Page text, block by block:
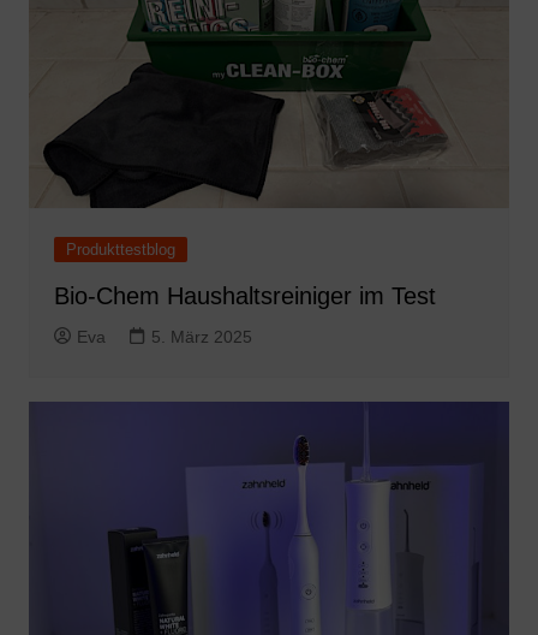
Produkttestblog
Bio-Chem Haushaltsreiniger im Test
Eva 5. März 2025